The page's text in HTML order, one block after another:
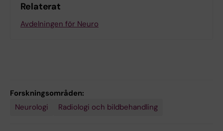
Relaterat
Avdelningen för Neuro
Forskningsområden:
Neurologi
Radiologi och bildbehandling